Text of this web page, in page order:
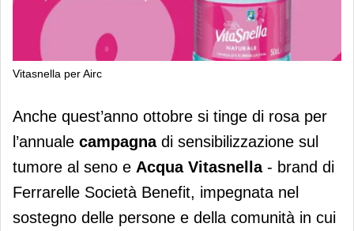
Vitasnella per Airc
Acqua Vitasnella sostiene fondazione
Airc
Anche quest’anno ottobre si tinge di rosa per
l’annuale campagnadi sensibilizzazione sul
tumore al seno e Acqua Vitasnella- brand di
Ferrarelle Società Benefit, impegnata nel
sostegno delle persone e della comunità in cui